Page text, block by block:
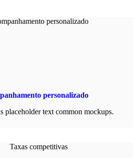
personalizado
placeholder text common mockups.